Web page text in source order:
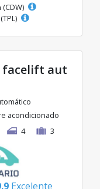
facelift aut
acondicionado
4 3
Excelente